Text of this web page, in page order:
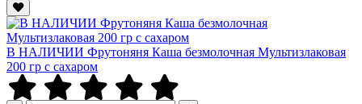
В НАЛИЧИИ Фрутоняня Каша безмолочная Мультизлаковая
200 гр с сахаром